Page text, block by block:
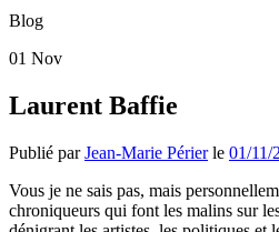
Blog
01 Nov
Laurent Baffie
Publié parJean-Marie Périerle 01/11/
Vous je ne sais pas, mais
chroniqueurs qui font les malins sur